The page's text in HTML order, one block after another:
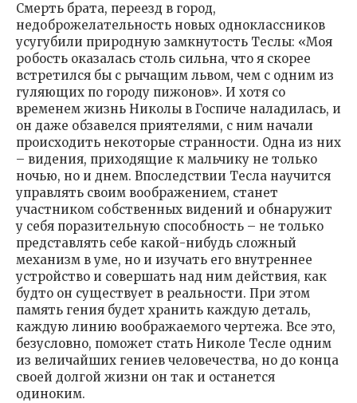
Смерть брата, переезд в город,
недоброжелательность новых одноклассников
усугубили природную замкнутость Теслы: «Моя
робость оказалась столь сильна, что я скорее
встретился бы с рычащим львом, чем с одним из
гуляющих по городу пижонов». И хотя со
временем жизнь Николы в Госпиче наладилась, и
он даже обзавелся приятелями, с ним начали
происходить некоторые странности. Одна из них
– видения, приходящие к мальчику не только
ночью, но и днем. Впоследствии Тесла научится
управлять своим воображением, станет
участником собственных видений и обнаружит
у себя поразительную способность – не только
представлять себе какой-нибудь сложный
механизм в уме, но и изучать его внутреннее
устройство и совершать над ним действия, как
будто он существует в реальности. При этом
память гения будет хранить каждую деталь,
каждую линию воображаемого чертежа. Все это,
безусловно, поможет стать Николе Тесле одним
из величайших гениев человечества, но до конца
своей долгой жизни он так и останется
одиноким.